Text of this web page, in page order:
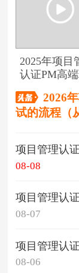
2025年项目
认证PM高
2026
试的流程（
项目管理认
08-08
项目管理认
08-07
项目管理认
08-06